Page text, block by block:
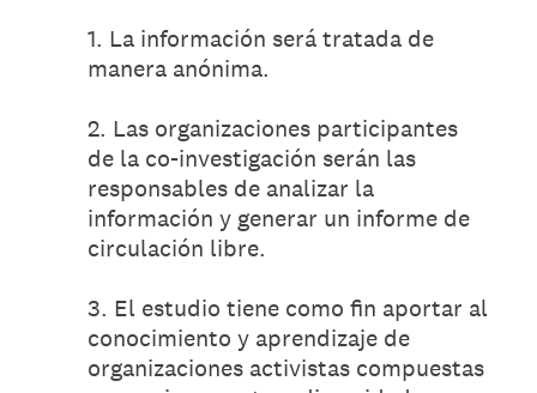
1. La información será tratada de
manera anónima.
2. Las organizaciones participantes
de la co-investigación serán las
responsables de analizar la
información y generar un informe de
circulación libre.
3. El estudio tiene como fin aportar al
conocimiento y aprendizaje de
organizaciones activistas compuestas